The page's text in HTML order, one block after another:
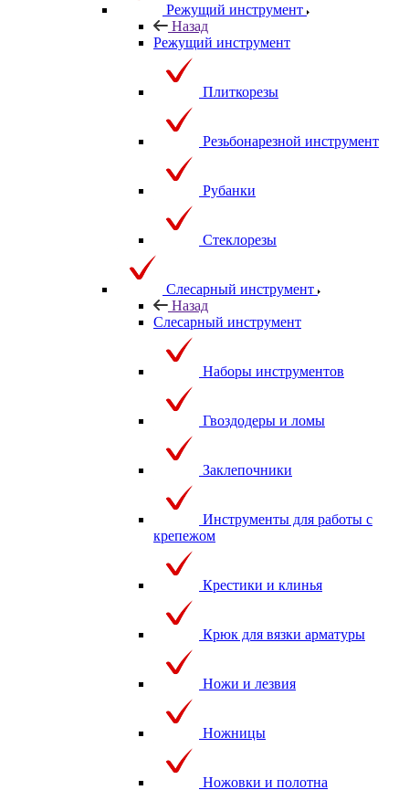
Режущий инструмент
Назад
Режущий инструмент
Плиткорезы
Резьбонарезной инструмент
Рубанки
Стеклорезы
Слесарный инструмент
Назад
Слесарный инструмент
Наборы инструментов
Гвоздодеры и ломы
Заклепочники
Инструменты для работы с
крепежом
Крестики и клинья
Крюк для вязки арматуры
Ножи и лезвия
Ножницы
Ножовки и полотна